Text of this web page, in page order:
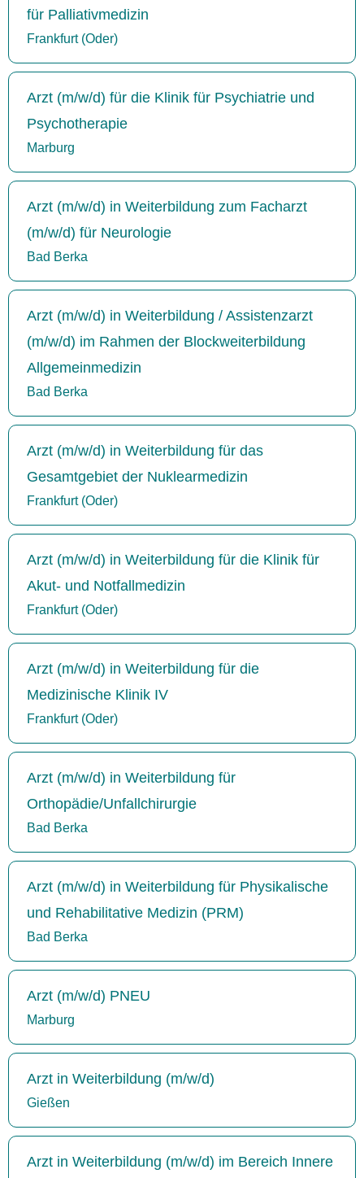
für Palliativmedizin
Frankfurt (Oder)
Arzt (m/w/d) für die Klinik für Psychiatrie und
Psychotherapie
Marburg
Arzt (m/w/d) in Weiterbildung zum Facharzt
(m/w/d) für Neurologie
Bad Berka
Arzt (m/w/d) in Weiterbildung / Assistenzarzt
(m/w/d) im Rahmen der Blockweiterbildung
Allgemeinmedizin
Bad Berka
Arzt (m/w/d) in Weiterbildung für das
Gesamtgebiet der Nuklearmedizin
Frankfurt (Oder)
Arzt (m/w/d) in Weiterbildung für die Klinik für
Akut- und Notfallmedizin
Frankfurt (Oder)
Arzt (m/w/d) in Weiterbildung für die
Medizinische Klinik IV
Frankfurt (Oder)
Arzt (m/w/d) in Weiterbildung für
Orthopädie/Unfallchirurgie
Bad Berka
Arzt (m/w/d) in Weiterbildung für Physikalische
und Rehabilitative Medizin (PRM)
Bad Berka
Arzt (m/w/d) PNEU
Marburg
Arzt in Weiterbildung (m/w/d)
Gießen
Arzt in Weiterbildung (m/w/d) im Bereich Innere